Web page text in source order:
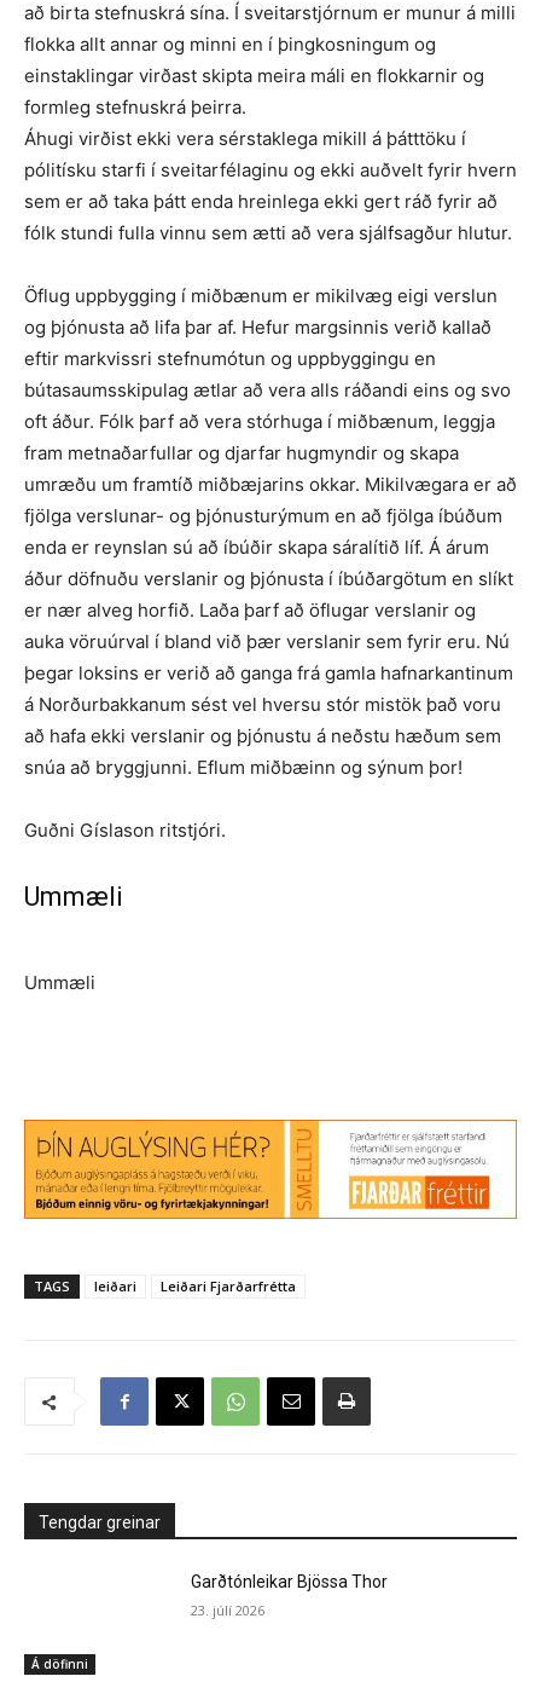
að birta stefnuskrá sína. Í sveitarstjórnum er munur á milli
flokka allt annar og minni en í þingkosningum og
einstaklingar virðast skipta meira máli en flokkarnir og
formleg stefnuskrá þeirra.
Áhugi virðist ekki vera sérstaklega mikill á þátttöku í
pólitísku starfi í sveitarfélaginu og ekki auðvelt fyrir hvern
sem er að taka þátt enda hreinlega ekki gert ráð fyrir að
fólk stundi fulla vinnu sem ætti að vera sjálfsagður hlutur.
Öflug uppbygging í miðbænum er mikilvæg eigi verslun
og þjónusta að lifa þar af. Hefur margsinnis verið kallað
eftir markvissri stefnumótun og uppbyggingu en
bútasaumsskipulag ætlar að vera alls ráðandi eins og svo
oft áður. Fólk þarf að vera stórhuga í miðbænum, leggja
fram metnaðarfullar og djarfar hugmyndir og skapa
umræðu um framtíð miðbæjarins okkar. Mikilvægara er að
fjölga verslunar- og þjónusturýmum en að fjölga íbúðum
enda er reynslan sú að íbúðir skapa sáralítið líf. Á árum
áður döfnuðu verslanir og þjónusta í íbúðar­götum en slíkt
er nær alveg horfið. Laða þarf að öflugar verslanir og
auka vöruúrval í bland við þær verslanir sem fyrir eru. Nú
þegar loksins er verið að ganga frá gamla hafnarkantinum
á Norðurbakkan­um sést vel hversu stór mistök það voru
að hafa ekki verslanir og þjónustu á neðstu hæðum sem
snúa að bryggjunni. Eflum miðbæinn og sýnum þor!
Guðni Gíslason ritstjóri.
Ummæli
Ummæli
TAGS leiðari Leiðari Fjarðarfrétta
Tengdar greinar
Á döfinni
Garðtónleikar Bjössa Thor
23. júlí 2026